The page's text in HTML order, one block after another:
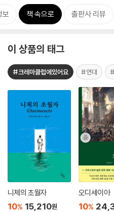
보 책 속으로 출판사 리뷰
이 상품의 태그
#크레마클럽에있어요 #연대
니체의 초월자
10% 15,210원
오디세이아
10%